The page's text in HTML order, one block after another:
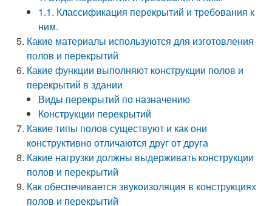
1.1. Классификация перекрытий и требования к
ним.
Какие материалы используются для изготовления
полов и перекрытий
Какие функции выполняют конструкции полов и
перекрытий в здании
Виды перекрытий по назначению
Конструкции перекрытий
Какие типы полов существуют и как они
конструктивно отличаются друг от друга
Какие нагрузки должны выдерживать конструкции
полов и перекрытий
Как обеспечивается звукоизоляция в конструкциях
полов и перекрытий